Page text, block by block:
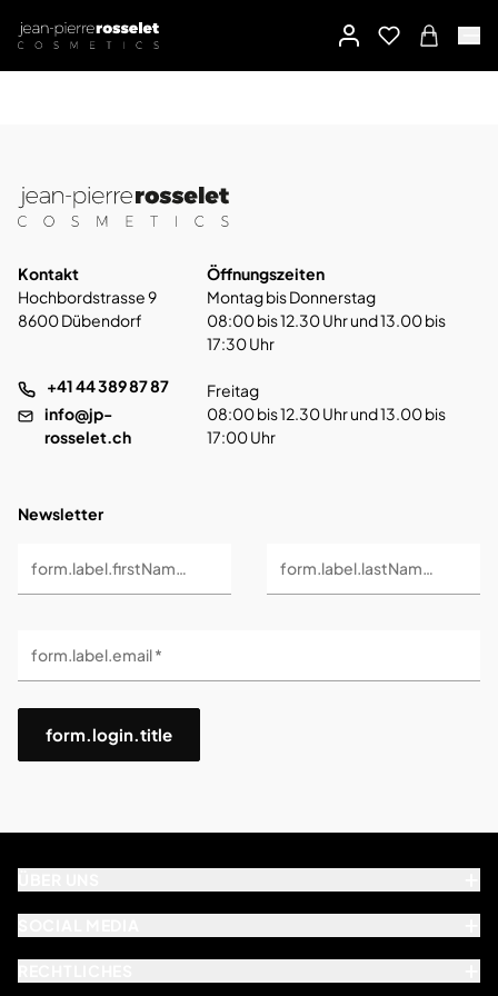
Kontakt
Hochbordstrasse 9
8600 Dübendorf
+41 44 389 87 87
info@jp-
rosselet.ch
Öffnungszeiten
Montag bis Donnerstag
08:00 bis 12.30 Uhr und 13.00 bis
17:30 Uhr
Freitag
08:00 bis 12.30 Uhr und 13.00 bis
17:00 Uhr
Newsletter
form.label.firstName * form.label.lastName *
form.label.email *
form.login.title